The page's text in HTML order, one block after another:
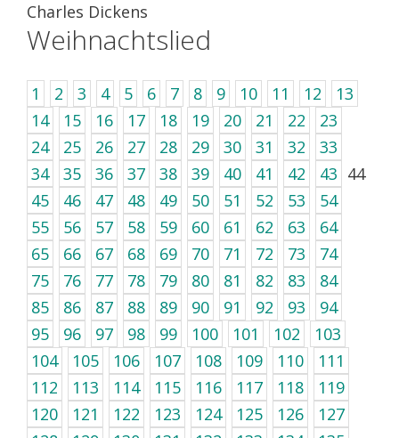
Charles Dickens
Weihnachtslied
1 2 3 4 5 6 7 8 9 10 11 12
13
14
15 16 17 18 19 20 21 22
23
24
25 26 27 28 29 30 31 32
33
34
35 36 37 38 39 40 41 42 43 44
45
46 47 48 49 50 51 52 53
54
55
56 57 58 59 60 61 62 63
64
65
66 67 68 69 70 71 72 73
74
75
76 77 78 79 80 81 82 83
84
85
86 87 88 89 90 91 92 93
94
95
96 97 98 99 100 101 102
103
104
105 106 107 108 109 110
111
112
113 114 115 116 117 118
119
120
121 122 123 124 125 126
127